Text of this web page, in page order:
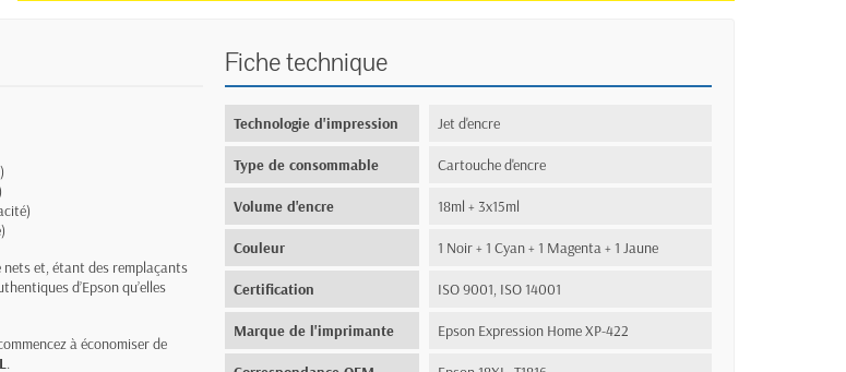
nets et, étant des remplaçants
d’Epson qu’elles
à économiser de
.
Fiche technique
Technologie d'impression Jet d'encre
Type de consommable Cartouche d'encre
Volume d'encre 18ml + 3x15ml
Couleur 1 Noir + 1 Cyan + 1 Magenta + 1 Jaune
Certification ISO 9001, ISO 14001
Marque de l'imprimante Epson Expression Home XP-422